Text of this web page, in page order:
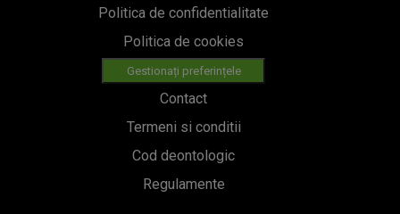
Politica de confidentialitate
Politica de cookies
Gestionați preferințele
Contact
Termeni si conditii
Cod deontologic
Regulamente